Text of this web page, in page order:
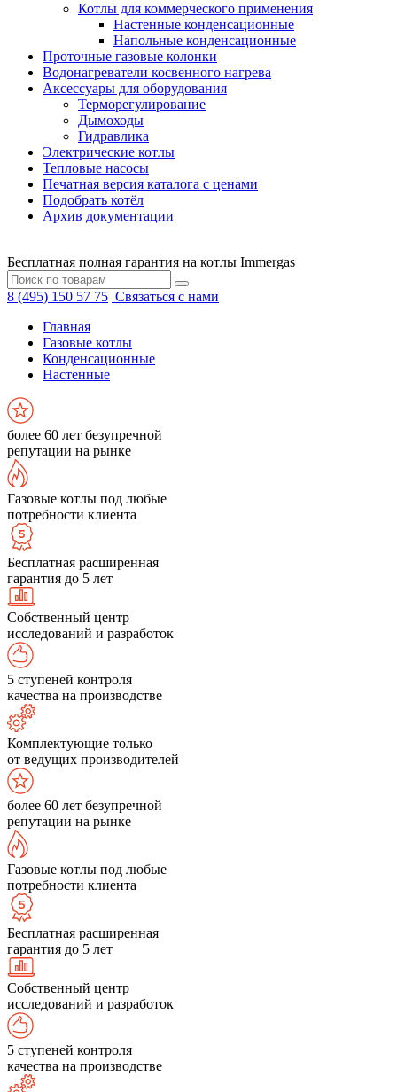
Котлы для коммерческого применения
Настенные конденсационные
Напольные конденсационные
Проточные газовые колонки
Водонагреватели косвенного нагрева
Аксессуары для оборудования
Терморегулирование
Дымоходы
Гидравлика
Электрические котлы
Тепловые насосы
Печатная версия каталога с ценами
Подобрать котёл
Архив документации
Бесплатная полная гарантия на котлы Immergas
8 (495) 150 57 75 Связаться с нами
Главная
Газовые котлы
Конденсационные
Настенные
более 60 лет безупречной
репутации на рынке
Газовые котлы под любые
потребности клиента
Бесплатная расширенная
гарантия до 5 лет
Собственный центр
исследований и разработок
5 ступеней контроля
качества на производстве
Комплектующие только
от ведущих производителей
более 60 лет безупречной
репутации на рынке
Газовые котлы под любые
потребности клиента
Бесплатная расширенная
гарантия до 5 лет
Собственный центр
исследований и разработок
5 ступеней контроля
качества на производстве